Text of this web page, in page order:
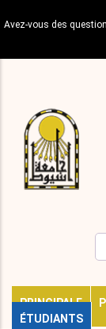
au
principal
Avez-vous des
PRINCIPALE
ÉTUDIANTS
décisions
Expatriés
Journal